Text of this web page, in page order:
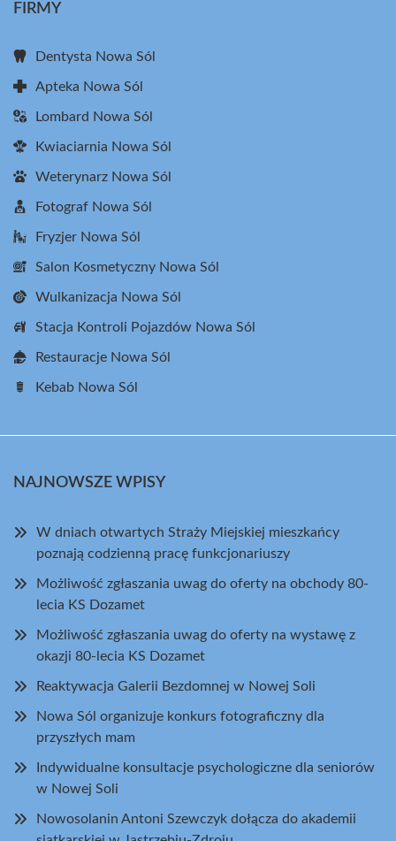
FIRMY
Dentysta Nowa Sól
Apteka Nowa Sól
Lombard Nowa Sól
Kwiaciarnia Nowa Sól
Weterynarz Nowa Sól
Fotograf Nowa Sól
Fryzjer Nowa Sól
Salon Kosmetyczny Nowa Sól
Wulkanizacja Nowa Sól
Stacja Kontroli Pojazdów Nowa Sól
Restauracje Nowa Sól
Kebab Nowa Sól
NAJNOWSZE WPISY
W dniach otwartych Straży Miejskiej mieszkańcy
poznają codzienną pracę funkcjonariuszy
Możliwość zgłaszania uwag do oferty na obchody 80-
lecia KS Dozamet
Możliwość zgłaszania uwag do oferty na wystawę z
okazji 80-lecia KS Dozamet
Reaktywacja Galerii Bezdomnej w Nowej Soli
Nowa Sól organizuje konkurs fotograficzny dla
przyszłych mam
Indywidualne konsultacje psychologiczne dla seniorów
w Nowej Soli
Nowosolanin Antoni Szewczyk dołącza do akademii